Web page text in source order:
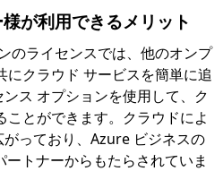
が利用できるメリット
のライセンスでは、他のオンプ
にクラウド サービスを簡単に追
ス オプションを使用して、ク
ことができます。クラウドによ
っており、Azure ビジネスの
トナーからもたらされていま